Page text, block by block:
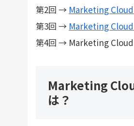
第2回 → Marketing
第3回 → Marketing
第4回 → Marketing Cloud
Marketing
は？